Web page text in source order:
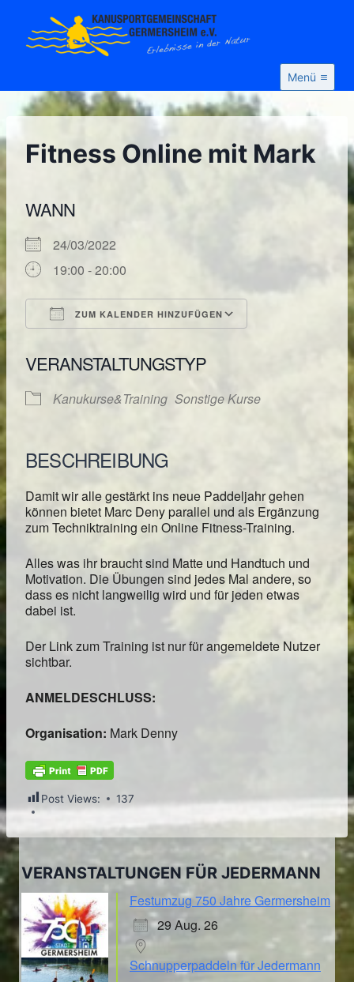
Inhalt
springen
Menü
Fitness Online mit Mark
WANN
24/03/2022
19:00 - 20:00
ZUM KALENDER HINZUFÜGEN
Google
VERANSTALTUNGSTYP
Kanukurse&Training Sonstige Kurse
BESCHREIBUNG
Damit wir alle gestärkt ins neue Paddeljahr gehen
können bietet Marc Deny parallel und als Ergänzung
zum Techniktraining ein Online Fitness-Training.
Alles was ihr braucht sind Matte und Handtuch und
Motivation. Die Übungen sind jedes Mal andere, so
dass es nicht langweilig wird und für jeden etwas
dabei ist.
Der Link zum Training ist nur für angemeldete Nutzer
sichtbar.
ANMELDESCHLUSS:
Organisation: Mark Denny
Post Views: 137
VERANSTALTUNGEN FÜR JEDERMANN
Festumzug 750 Jahre Germersheim
29 Aug. 26
Schnupperpaddeln für Jedermann